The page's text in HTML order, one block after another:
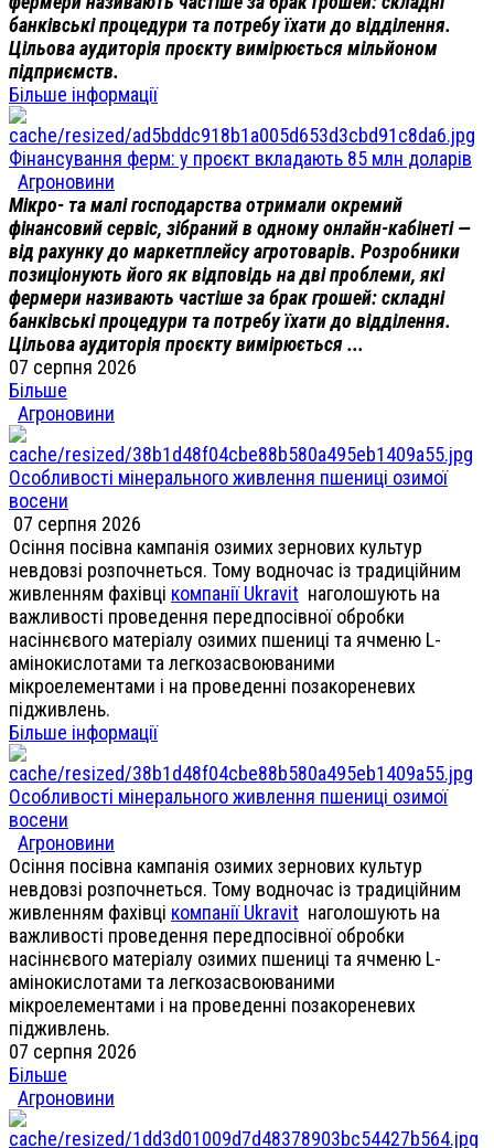
банківські процедури та потребу їхати до відділення.
Цільова аудиторія проєкту вимірюється мільйоном
підприємств.
Більше інформації
Фінансування ферм: у проєкт вкладають 85 млн доларів
Агроновини
Мікро- та малі господарства отримали окремий
фінансовий сервіс, зібраний в одному онлайн-кабінеті —
від рахунку до маркетплейсу агротоварів. Розробники
позиціонують його як відповідь на дві проблеми, які
фермери називають частіше за брак грошей: складні
банківські процедури та потребу їхати до відділення.
Цільова аудиторія проєкту вимірюється ...
07 серпня 2026
Більше
Агроновини
Особливості мінерального живлення пшениці озимої
восени
07 серпня 2026
Осіння посівна кампанія озимих зернових культур
невдовзі розпочнеться. Тому водночас із традиційним
живленням фахівці компанії Ukravit наголошують на
важливості проведення передпосівної обробки
насіннєвого матеріалу озимих пшениці та ячменю L-
амінокислотами та легкозасвоюваними
мікроелементами і на проведенні позакореневих
підживлень.
Більше інформації
Особливості мінерального живлення пшениці озимої
восени
Агроновини
Осіння посівна кампанія озимих зернових культур
невдовзі розпочнеться. Тому водночас із традиційним
живленням фахівці компанії Ukravit наголошують на
важливості проведення передпосівної обробки
насіннєвого матеріалу озимих пшениці та ячменю L-
амінокислотами та легкозасвоюваними
мікроелементами і на проведенні позакореневих
підживлень.
07 серпня 2026
Більше
Агроновини